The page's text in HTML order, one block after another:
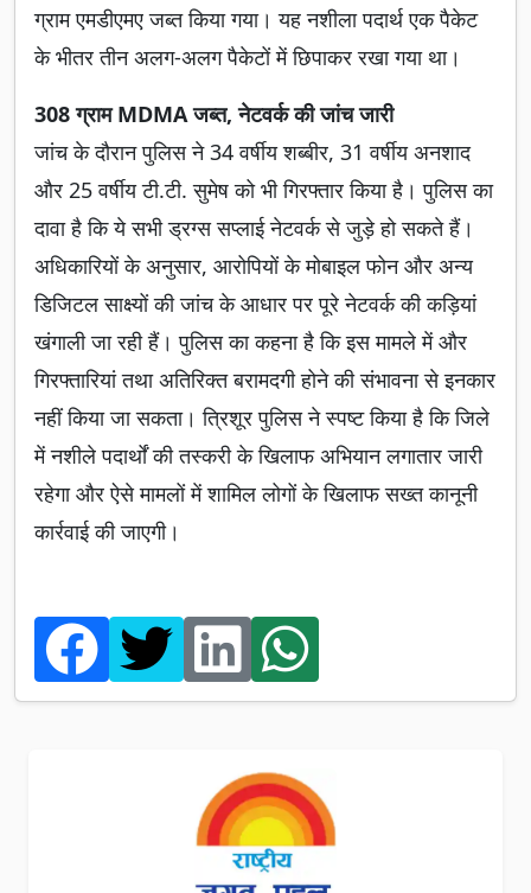
ग्राम एमडीएमए जब्त किया गया। यह नशीला पदार्थ एक पैकेट
के भीतर तीन अलग-अलग पैकेटों में छिपाकर रखा गया था।
308 ग्राम MDMA जब्त, नेटवर्क की जांच जारी
जांच के दौरान पुलिस ने 34 वर्षीय शब्बीर, 31 वर्षीय अनशाद
और 25 वर्षीय टी.टी. सुमेष को भी गिरफ्तार किया है। पुलिस का
दावा है कि ये सभी ड्रग्स सप्लाई नेटवर्क से जुड़े हो सकते हैं।
अधिकारियों के अनुसार, आरोपियों के मोबाइल फोन और अन्य
डिजिटल साक्ष्यों की जांच के आधार पर पूरे नेटवर्क की कड़ियां
खंगाली जा रही हैं। पुलिस का कहना है कि इस मामले में और
गिरफ्तारियां तथा अतिरिक्त बरामदगी होने की संभावना से इनकार
नहीं किया जा सकता। त्रिशूर पुलिस ने स्पष्ट किया है कि जिले
में नशीले पदार्थों की तस्करी के खिलाफ अभियान लगातार जारी
रहेगा और ऐसे मामलों में शामिल लोगों के खिलाफ सख्त कानूनी
कार्रवाई की जाएगी।